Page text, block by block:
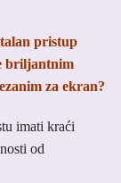
pristup
briljantnim
za ekran?
imati kraći
od